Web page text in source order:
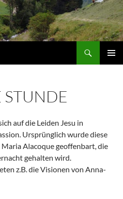
STUNDE
auf die Leiden Jesu in
Ursprünglich wurde diese
Alacoque geoffenbart, die
gehalten wird.
z.B. die Visionen von Anna-